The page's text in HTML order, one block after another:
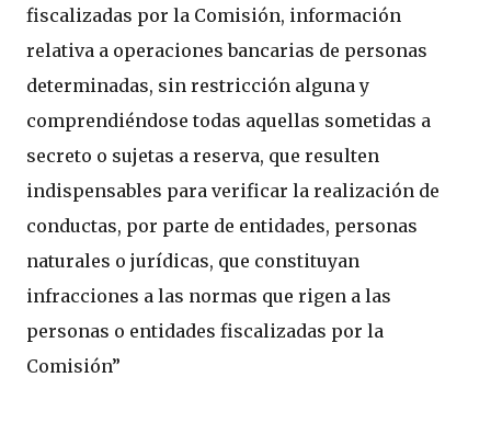
fiscalizadas por la Comisión, información
relativa a operaciones bancarias de personas
determinadas, sin restricción alguna y
comprendiéndose todas aquellas sometidas a
secreto o sujetas a reserva, que resulten
indispensables para verificar la realización de
conductas, por parte de entidades, personas
naturales o jurídicas, que constituyan
infracciones a las normas que rigen a las
personas o entidades fiscalizadas por la
Comisión”